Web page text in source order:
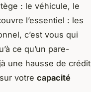
: le véhicule, le
l’essentiel : les
c’est vous qui
ce qu’un pare-
une hausse de crédit
votre capacité